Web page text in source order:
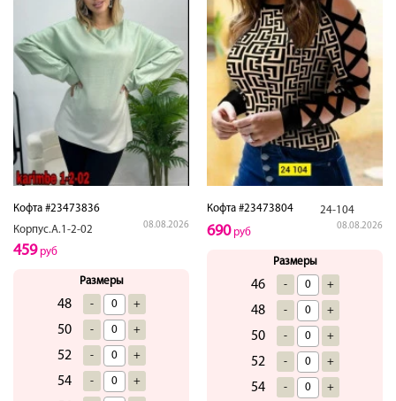
Кофта #23473836
Корпус.А.1-2-02
08.08.2026
459руб
Размеры
48 - +
50 - +
52 - +
54 - +
Кофта #23473804 24-104
08.08.2026
690руб
Размеры
46 - +
48 - +
50 - +
52 - +
54 - +